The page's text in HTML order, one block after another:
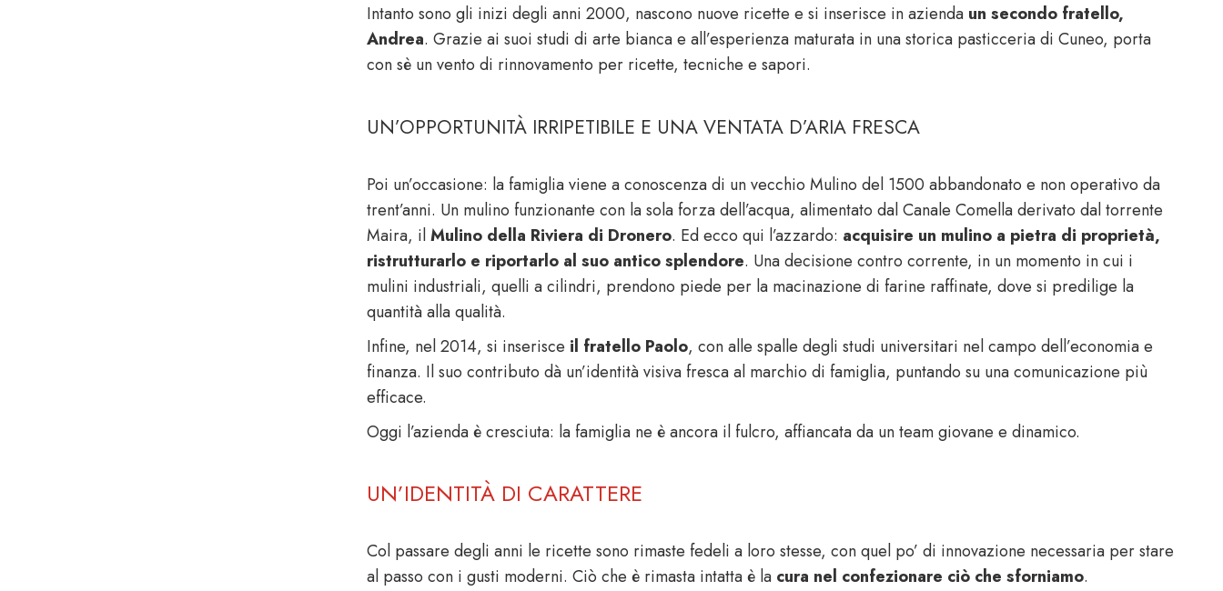
Intanto sono gli inizi degli anni 2000, nascono nuove ricette e si inserisce in azienda un secondo fratello,
Andrea. Grazie ai suoi studi di arte bianca e all’esperienza maturata in una storica pasticceria di Cuneo, porta
con sè un vento di rinnovamento per ricette, tecniche e sapori.
UN’OPPORTUNITÀ IRRIPETIBILE E UNA VENTATA D’ARIA FRESCA
Poi un’occasione: la famiglia viene a conoscenza di un vecchio Mulino del 1500 abbandonato e non operativo da
trent’anni. Un mulino funzionante con la sola forza dell’acqua, alimentato dal Canale Comella derivato dal torrente
Maira, ilMulino della Riviera di Dronero. Ed ecco qui l’azzardo: acquisire un mulino a pietra di proprietà,
ristrutturarlo e riportarlo al suo antico splendore. Una decisione contro corrente, in un momento in cui i
mulini industriali, quelli a cilindri, prendono piede per la macinazione di farine raffinate, dove si predilige la
quantità alla qualità.
Infine, nel 2014, si inserisce il fratello Paolo, con alle spalle degli studi universitari nel campo dell’economia e
finanza. Il suo contributo dà un’identità visiva fresca al marchio di famiglia, puntando su una comunicazione più
efficace.
Oggi l’azienda è cresciuta: la famiglia ne è ancora il fulcro, affiancata da un team giovane e dinamico.
UN’IDENTITÀ DI CARATTERE
Col passare degli anni le ricette sono rimaste fedeli a loro stesse, con quel po’ di innovazione necessaria per stare
al passo con i gusti moderni. Ciò che è rimasta intatta è la cura nel confezionare ciò che sforniamo.